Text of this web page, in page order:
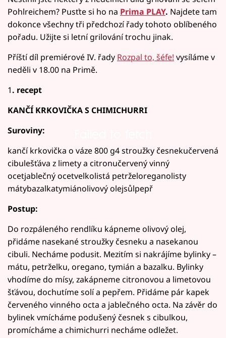
Pohlreichem? Pusťte si ho na Prima PLAY. Najdete tam
dokonce všechny tři předchozí řady tohoto oblíbeného
pořadu. Užijte si letní grilování trochu jinak.
Příští díl premiérové IV. řady Rozpal to, šéfe! vysíláme v
neděli v 18.00 na Primě.
1. recept
KANČÍ KRKOVIČKA S CHIMICHURRI
Suroviny:
kančí krkovička o váze 800 g4 stroužky česnekučervená
cibulešťáva z limety a citronučervený vinný
ocetjablečný ocetvelkolistá petrželoreganolisty
mátybazalkatymiánolivový olejsůlpepř
Postup:
Do rozpáleného rendlíku kápneme olivový olej,
přidáme nasekané stroužky česneku a nasekanou
cibuli. Necháme podusit. Mezitím si nakrájíme bylinky –
mátu, petrželku, oregano, tymián a bazalku. Bylinky
vhodíme do mísy, zakápneme citronovou a limetovou
šťávou, dochutíme solí a pepřem. Přidáme pár kapek
červeného vinného octa a jablečného octa. Na závěr do
bylinek vmícháme podušený česnek s cibulkou,
promícháme a chimichurri necháme odležet.